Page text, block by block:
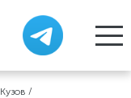
Кузов /